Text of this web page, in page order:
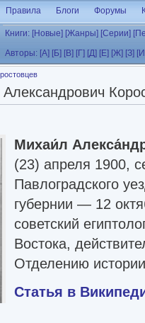
Правила Блоги Форумы
Книги: [Новые] [Жанры] [Серии]
Авторы: [А] [Б] [В] [Г] [Д] [Е] [Ж] [З]
Михаи́л
(23) апреля 1900,
Павлоградского
губернии — 12
советский
Востока,
Отделению
Статья в